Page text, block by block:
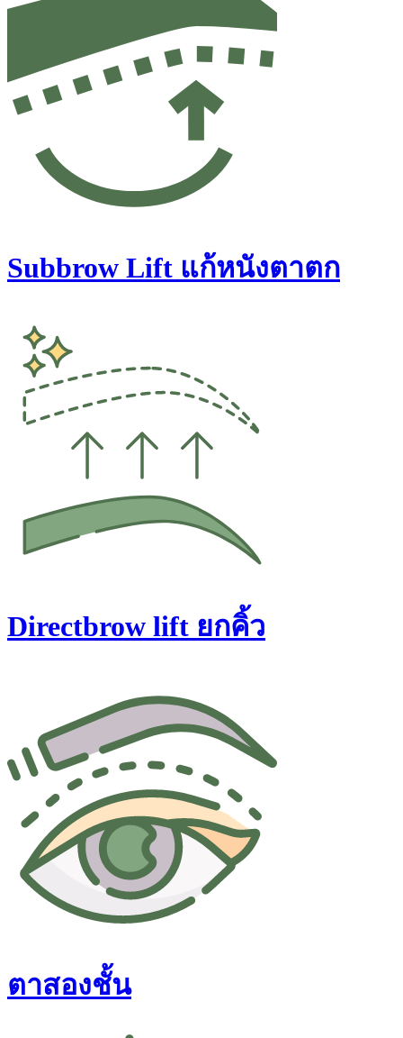
Subbrow Lift แก้หนังตาตก
Directbrow lift ยกคิ้ว
ตาสองชั้น